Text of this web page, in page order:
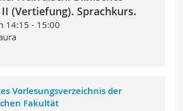
Med. Fak.
(Vertiefung). Sprachkurs.
14:15 - 15:00
Vorlesungsverzeichnis der
Fakultät